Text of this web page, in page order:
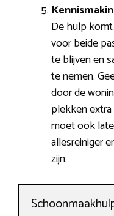
De hulp
voor beide
te blijven en
te nemen.
door de
plekken
moet ook
allesreiniger
zijn.